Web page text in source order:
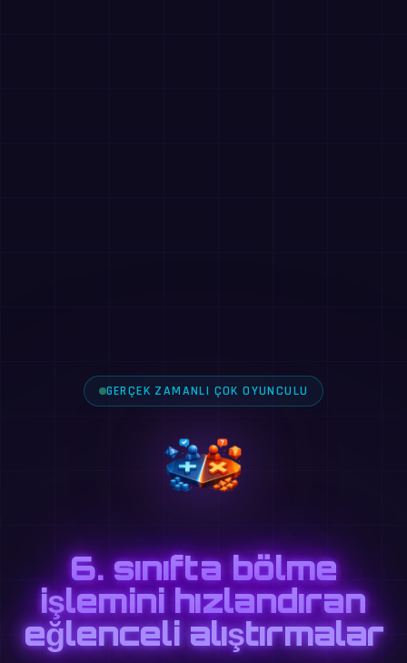
GERÇEK ZAMANLI ÇOK OYUNCULU
6. sınıfta bölme
işlemini hızlandıran
eğlenceli alıştırmalar